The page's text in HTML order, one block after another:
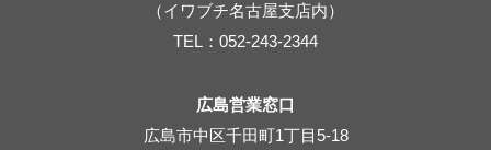
（イワブチ名古屋支店内）
TEL：052-243-2344
広島営業窓口
広島市中区千田町1丁目5-18